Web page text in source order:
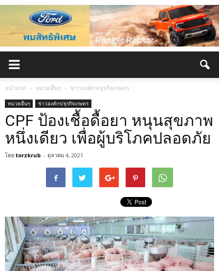
หน้าแรก หมวดอื่นๆ ข่าวองค์กร/ธุรกิจเกษตร
หมวดอื่นๆ ข่าวองค์กร/ธุรกิจเกษตร
CPF ป้องเชื้อดื้อยา หนุนสุขภาพ
หนึ่งเดียว เพื่อผู้บริโภคปลอดภัย
โดย torzkrub - ตุลาคม 4, 2021